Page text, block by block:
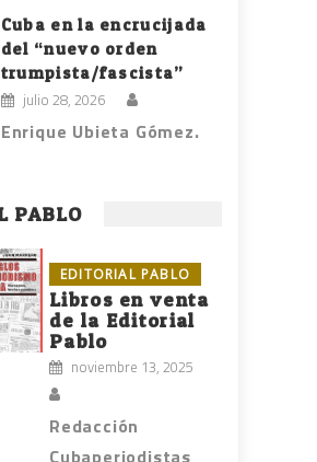
Cuba en la encrucijada
del “nuevo orden
trumpista/fascista”
julio 28, 2026
Enrique Ubieta Gómez.
PABLO
EDITORIAL PABLO
Libros en venta
de la Editorial
Pablo
noviembre 13, 2025
Redacción